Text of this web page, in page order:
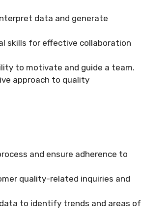
data and generate
skills for effective collaboration
to motivate and guide a team.
approach to quality
and ensure adherence to
quality-related inquiries and
to identify trends and areas of